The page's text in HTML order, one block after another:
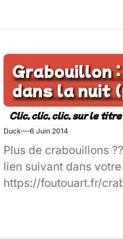
Grabouillon
dans la nuit
Duck 6 Juin 2014
Plus de crabouillons
lien suivant dans
https://foutouart.fr/